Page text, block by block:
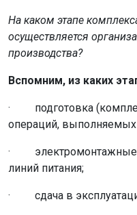
На каком этапе
осуществляется
производства?
Вспомним, из каких
· подготовка
операций,
· электромонтажные
линий питания;
· сдача в